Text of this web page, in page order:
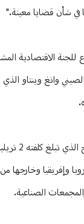
في شأن قضايا معينة."
الاقتصادية
وانغ وينتاو الذي
ويهدف هذا
وإفريقيا وخارجها
الصناعية.